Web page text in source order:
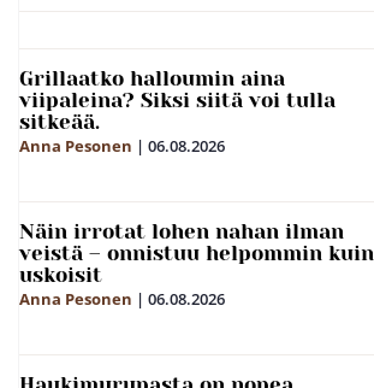
Grillaatko halloumin aina
viipaleina? Siksi siitä voi tulla
sitkeää.
Anna Pesonen | 06.08.2026
Näin irrotat lohen nahan ilman
veistä – onnistuu helpommin kuin
uskoisit
Anna Pesonen | 06.08.2026